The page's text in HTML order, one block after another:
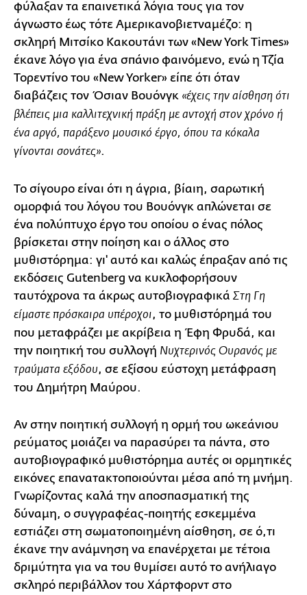
φύλαξαν τα επαινετικά λόγια τους για τον
άγνωστο έως τότε Αμερικανοβιετναμέζο: η
σκληρή Μιτσίκο Κακουτάνι των «New York Times»
έκανε λόγο για ένα σπάνιο φαινόμενο, ενώ η Τζία
Τορεντίνο του «New Yorker» είπε ότι όταν
διαβάζεις τον Όσιαν Βουόνγκ «έχεις την αίσθηση ότι
βλέπεις μια καλλιτεχνική πράξη με αντοχή στον χρόνο ή
ένα αργό, παράξενο μουσικό έργο, όπου τα κόκαλα
γίνονται σονάτες».
Το σίγουρο είναι ότι η άγρια, βίαιη, σαρωτική
ομορφιά του λόγου του Βουόνγκ απλώνεται σε
ένα πολύπτυχο έργο του οποίου ο ένας πόλος
βρίσκεται στην ποίηση και ο άλλος στο
μυθιστόρημα: γι' αυτό και καλώς έπραξαν από τις
εκδόσεις Gutenberg να κυκλοφορήσουν
ταυτόχρονα τα άκρως αυτοβιογραφικά Στη Γη
είμαστε πρόσκαιρα υπέροχοι, το μυθιστόρημά του
που μεταφράζει με ακρίβεια η Έφη Φρυδά, και
την ποιητική του συλλογή Νυχτερινός Ουρανός με
τραύματα εξόδου, σε εξίσου εύστοχη μετάφραση
του Δημήτρη Μαύρου.
Αν στην ποιητική συλλογή η ορμή του ωκεάνιου
ρεύματος μοιάζει να παρασύρει τα πάντα, στο
αυτοβιογραφικό μυθιστόρημα αυτές οι ορμητικές
εικόνες επανατακτοποιούνται μέσα από τη μνήμη.
Γνωρίζοντας καλά την αποσπασματική της
δύναμη, ο συγγραφέας-ποιητής εσκεμμένα
εστιάζει στη σωματοποιημένη αίσθηση, σε ό,τι
έκανε την ανάμνηση να επανέρχεται με τέτοια
δριμύτητα για να του θυμίσει αυτό το ανήλιαγο
σκληρό περιβάλλον του Χάρτφορντ στο